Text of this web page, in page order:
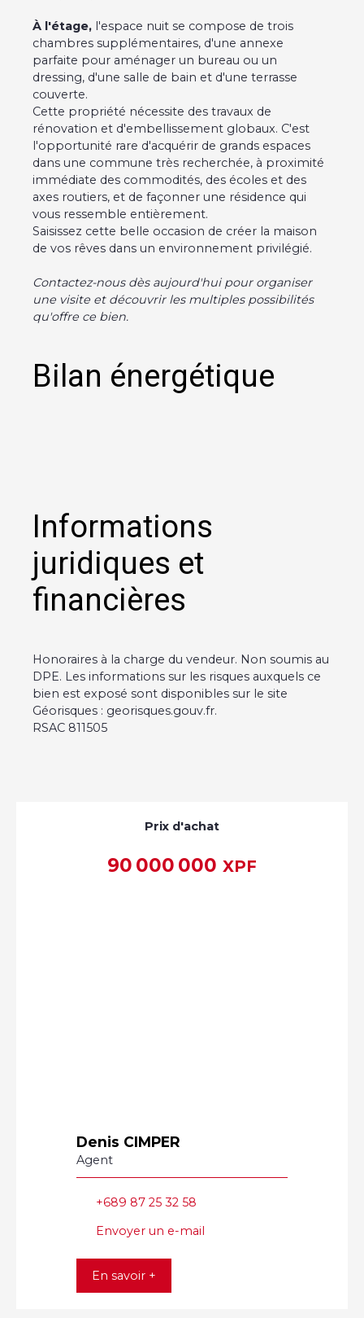
À l'étage, l'espace nuit se compose de trois
chambres supplémentaires, d'une annexe
parfaite pour aménager un bureau ou un
dressing, d'une salle de bain et d'une terrasse
couverte.
Cette propriété nécessite des travaux de
rénovation et d'embellissement globaux. C'est
l'opportunité rare d'acquérir de grands espaces
dans une commune très recherchée, à proximité
immédiate des commodités, des écoles et des
axes routiers, et de façonner une résidence qui
vous ressemble entièrement.
Saisissez cette belle occasion de créer la maison
de vos rêves dans un environnement privilégié.
Contactez-nous dès aujourd'hui pour organiser
une visite et découvrir les multiples possibilités
qu'offre ce bien.
Bilan énergétique
Informations
juridiques et
financières
Honoraires à la charge du vendeur. Non soumis au
DPE. Les informations sur les risques auxquels ce
bien est exposé sont disponibles sur le site
Géorisques : georisques.gouv.fr.
RSAC 811505
Prix d'achat
90 000 000 XPF
Denis CIMPER
Agent
+689 87 25 32 58
Envoyer un e-mail
En savoir +